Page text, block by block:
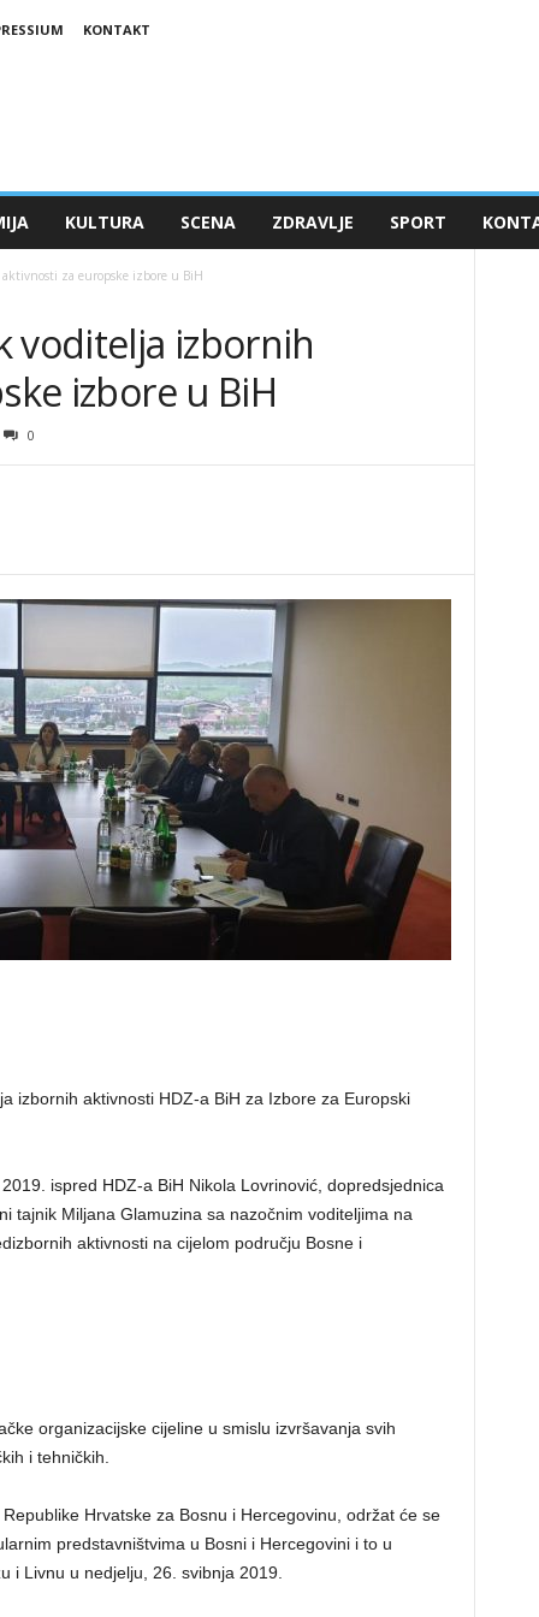
KONTAKT
KULTURA SCENA ZDRAVLJE SPORT
za europske izbore u BiH
voditelja izbornih
izbore u BiH
0
izbornih aktivnosti HDZ-a BiH za Izbore za Europski
ispred HDZ-a BiH Nikola Lovrinović, dopredsjednica
tajnik Miljana Glamuzina sa nazočnim voditeljima na
aktivnosti na cijelom području Bosne i
organizacijske cijeline u smislu izvršavanja svih
i tehničkih.
Hrvatske za Bosnu i Hercegovinu, održat će se
predstavništvima u Bosni i Hercegovini i to u
i Livnu u nedjelju, 26. svibnja 2019.